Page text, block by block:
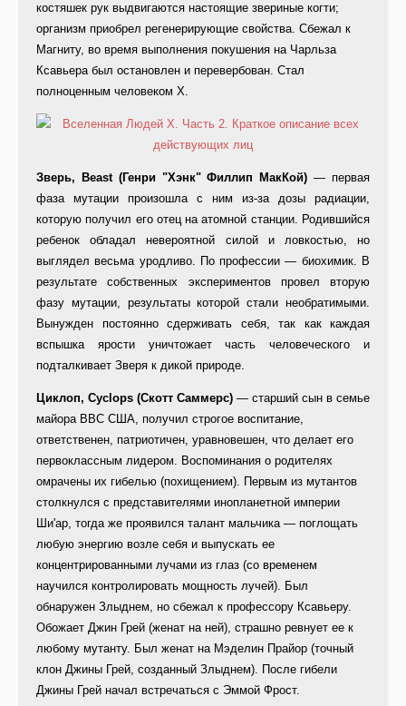
костяшек рук выдвигаются настоящие звериные когти;
организм приобрел регенерирующие свойства. Сбежал к
Магниту, во время выполнения покушения на Чарльза
Ксавьера был остановлен и перевербован. Стал
полноценным человеком Х.
Зверь, Beast (Генри "Хэнк" Филлип МакКой) — первая
фаза мутации произошла с ним из-за дозы радиации,
которую получил его отец на атомной станции. Родившийся
ребенок обладал невероятной силой и ловкостью, но
выглядел весьма уродливо. По профессии — биохимик. В
результате собственных экспериментов провел вторую
фазу мутации, результаты которой стали необратимыми.
Вынужден постоянно сдерживать себя, так как каждая
вспышка ярости уничтожает часть человеческого и
подталкивает Зверя к дикой природе.
Циклоп, Cyclops (Скотт Саммерс) — старший сын в семье
майора ВВС США, получил строгое воспитание,
ответственен, патриотичен, уравновешен, что делает его
первоклассным лидером. Воспоминания о родителях
омрачены их гибелью (похищением). Первым из мутантов
столкнулся с представителями инопланетной империи
Ши'ар, тогда же проявился талант мальчика — поглощать
любую энергию возле себя и выпускать ее
концентрированными лучами из глаз (со временем
научился контролировать мощность лучей). Был
обнаружен Злыднем, но сбежал к профессору Ксавьеру.
Обожает Джин Грей (женат на ней), страшно ревнует ее к
любому мутанту. Был женат на Мэделин Прайор (точный
клон Джины Грей, созданный Злыднем). После гибели
Джины Грей начал встречаться с Эммой Фрост.